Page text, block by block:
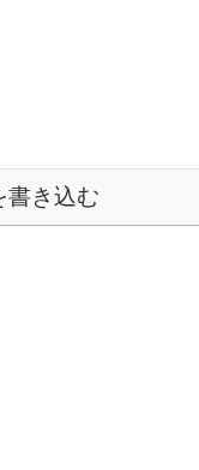
書き込む